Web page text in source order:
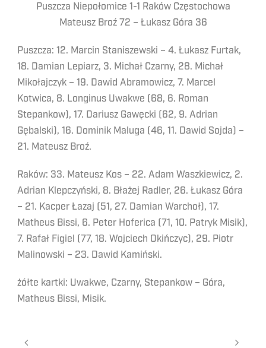
Puszcza Niepołomice 1-1 Raków Częstochowa
Mateusz Broź 72 – Łukasz Góra 36
Puszcza: 12. Marcin Staniszewski – 4. Łukasz Furtak,
18. Damian Lepiarz, 3. Michał Czarny, 28. Michał
Mikołajczyk – 19. Dawid Abramowicz, 7. Marcel
Kotwica, 8. Longinus Uwakwe (68, 6. Roman
Stepankow), 17. Dariusz Gawęcki (62, 9. Adrian
Gębalski), 16. Dominik Maluga (46, 11. Dawid Sojda) –
21. Mateusz Broź.
Raków: 33. Mateusz Kos – 22. Adam Waszkiewicz, 2.
Adrian Klepczyński, 8. Błażej Radler, 26. Łukasz Góra
– 21. Kacper Łazaj (51, 27. Damian Warchoł), 17.
Matheus Bissi, 6. Peter Hoferica (71, 10. Patryk Misik),
7. Rafał Figiel (77, 18. Wojciech Okińczyc), 29. Piotr
Malinowski – 23. Dawid Kamiński.
żółte kartki: Uwakwe, Czarny, Stepankow – Góra,
Matheus Bissi, Misik.